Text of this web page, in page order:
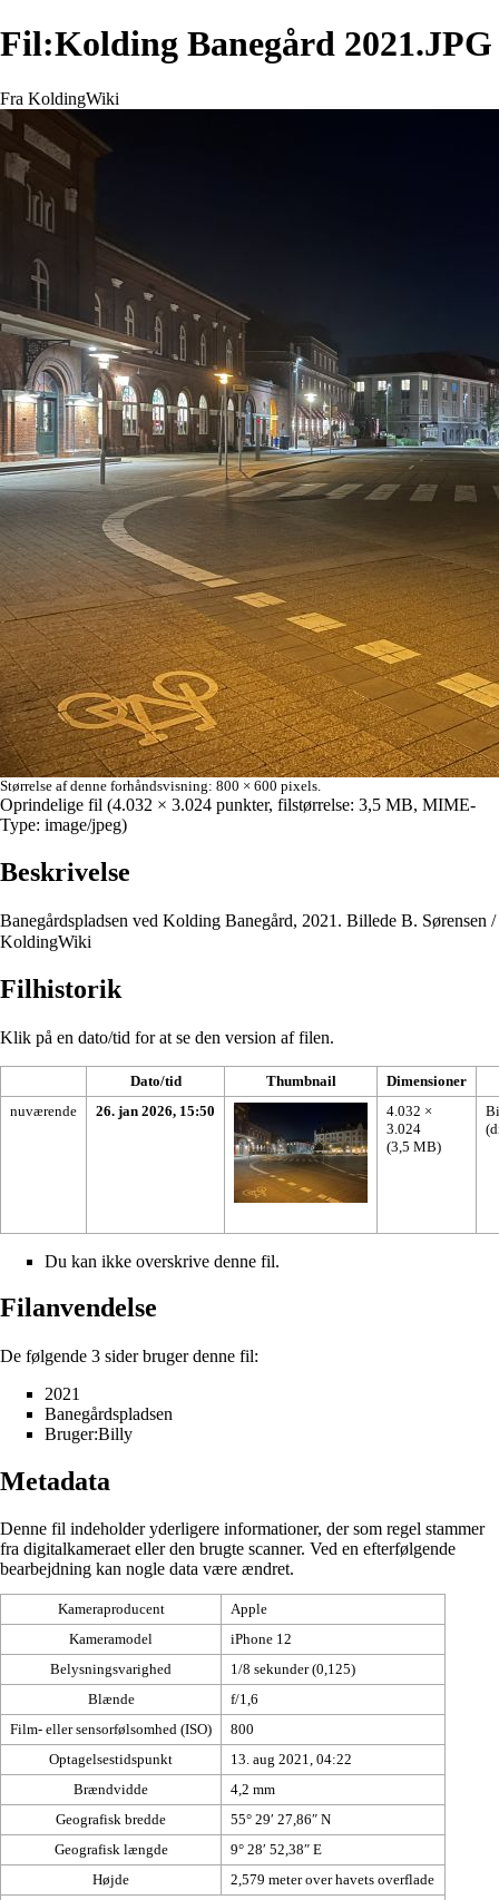
Fil:Kolding Banegård 2021.JPG
Fra KoldingWiki
Størrelse af denne forhåndsvisning: 800 × 600 pixels
Oprindelige fil (4.032 × 3.024 punkter, filstørrelse: 3,5 MB, MIME-
Type: image/jpeg)
Beskrivelse
Banegårdspladsen ved Kolding Banegård, 2021. Billede B. Sørensen /
KoldingWiki
Filhistorik
Klik på en dato/tid for at se den version af filen.
Dato/tid Thumbnail
Dimensioner
nuværende
26. jan 2026, 15:50
4.032 ×
3.024
(3,5 MB)
(
Du kan ikke overskrive denne fil.
Filanvendelse
De følgende 3 sider bruger denne fil:
2021
Banegårdspladsen
Bruger:Billy
Metadata
Denne fil indeholder yderligere informationer, der som regel stammer
fra digitalkameraet eller den brugte scanner. Ved en efterfølgende
bearbejdning kan nogle data være ændret.
Kameraproducent
Apple
Kameramodel
iPhone 12
Belysningsvarighed
1/8 sekunder (0,125)
Blænde
f/1,6
Film- eller sensorfølsomhed (ISO)
800
Optagelsestidspunkt
13. aug 2021, 04:22
Brændvidde
4,2 mm
Geografisk bredde
55° 29′ 27,86″ N
Geografisk længde
9° 28′ 52,38″ E
Højde
2,579 meter over havets overflade